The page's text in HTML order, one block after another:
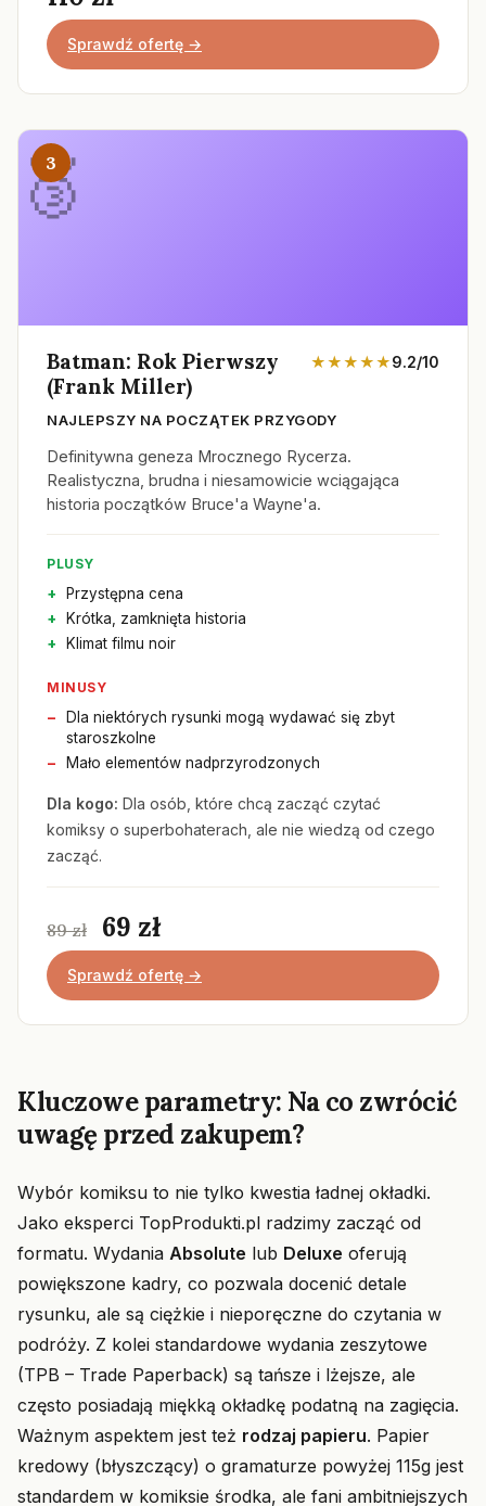
Sprawdź ofertę →
3
Batman: Rok Pierwszy
(Frank Miller)
★★★★★9.2/10
NAJLEPSZY NA POCZĄTEK PRZYGODY
Definitywna geneza Mrocznego Rycerza.
Realistyczna, brudna i niesamowicie wciągająca
historia początków Bruce'a Wayne'a.
PLUSY
Przystępna cena
Krótka, zamknięta historia
Klimat filmu noir
MINUSY
Dla niektórych rysunki mogą wydawać się zbyt
staroszkolne
Mało elementów nadprzyrodzonych
Dla kogo: Dla osób, które chcą zacząć czytać
komiksy o superbohaterach, ale nie wiedzą od czego
zacząć.
89 zł 69 zł
Sprawdź ofertę →
Kluczowe parametry: Na co zwrócić
uwagę przed zakupem?
Wybór komiksu to nie tylko kwestia ładnej okładki.
Jako eksperci TopProdukti.pl radzimy zacząć od
formatu. Wydania Absolute lub Deluxe oferują
powiększone kadry, co pozwala docenić detale
rysunku, ale są ciężkie i nieporęczne do czytania w
podróży. Z kolei standardowe wydania zeszytowe
(TPB – Trade Paperback) są tańsze i lżejsze, ale
często posiadają miękką okładkę podatną na zagięcia.
Ważnym aspektem jest też rodzaj papieru. Papier
kredowy (błyszczący) o gramaturze powyżej 115g jest
standardem w komiksie środka, ale fani ambitniejszych